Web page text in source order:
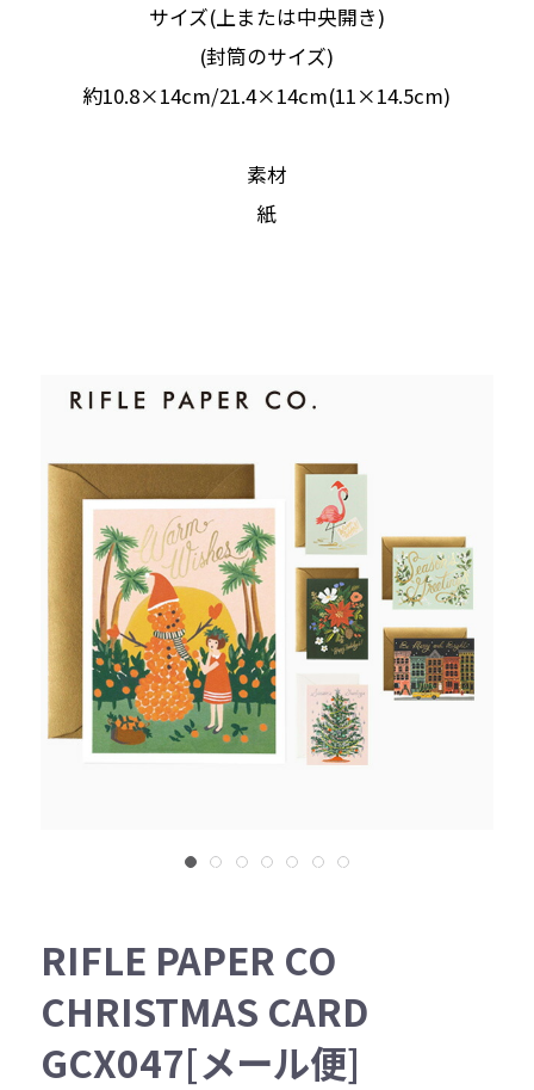
サイズ(上または中央開き)
(封筒のサイズ)
約10.8×14cm/21.4×14cm(11×14.5cm)
素材
紙
RIFLE PAPER CO
CHRISTMAS CARD
GCX047[メール便]